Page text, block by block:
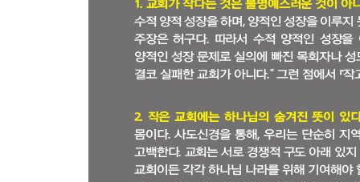
새로운 사역의 기한을 정하라
12. 작은 교회의 비전을 새롭게 제시하라
무엇을 해야 할지 모르겠거든 알고 있는 것을 하
예수님의 협력 리더십 모델 | 다 함께 하나님께 귀
PART 4 작고 위대한 교회가 되다
13. 먼저 친절한 교회가 되라
친절 | 친절한 교회를 위한 기프트(G.I.F.T) 플랜
이유와 그것을 대신해서 마련한 대안